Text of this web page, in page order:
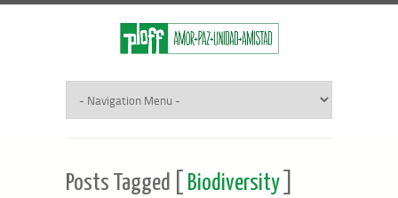
Posts Tagged [ Biodiversity